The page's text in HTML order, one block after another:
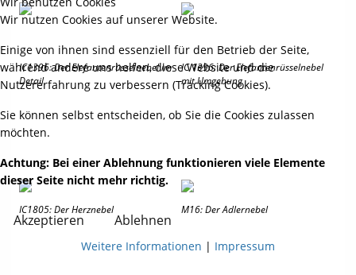
IC1396: Der Elefantenrüsselnebel im
Detail
IC 1396: Der Elefantenrüsselnebel
mit Umgebung
IC1805: Der Herznebel M16: Der Adlernebel
Wir nutzen Cookies auf unserer Website.
Einige von ihnen sind essenziell für den Betrieb der Seite,
während andere uns helfen, diese Website und die
Nutzererfahrung zu verbessern (Tracking Cookies).
Sie können selbst entscheiden, ob Sie die Cookies zulassen
möchten.
Achtung: Bei einer Ablehnung funktionieren viele Elemente
dieser Seite nicht mehr richtig.
Akzeptieren Ablehnen
Weitere Informationen | Impressum